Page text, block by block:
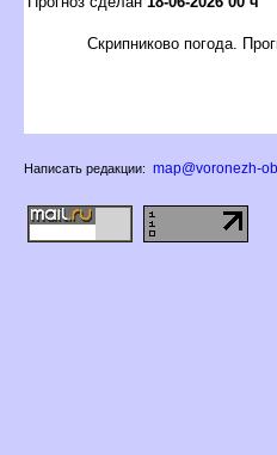
Скрипниково погода.
Написать редакции: map@voronezh-